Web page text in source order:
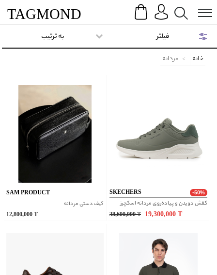
Search
TAGMOND
به ترتیب
خانه مردانه
SAM PRODUCT
کیف دستی مردانه
12,800,000T
SKECHERS -50%
کفش دویدن و پیاده‌روی مردانه اسکچرز
38,600,000T 19,300,000 T
فیلتر